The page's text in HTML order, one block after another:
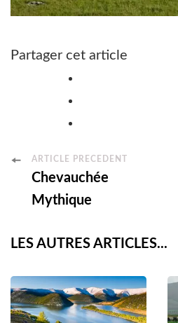
Partager cet article
Post
Navigation
ARTICLE PRÉCÉDENT
Chevauchée
Mythique
LES AUTRES ARTICLES...